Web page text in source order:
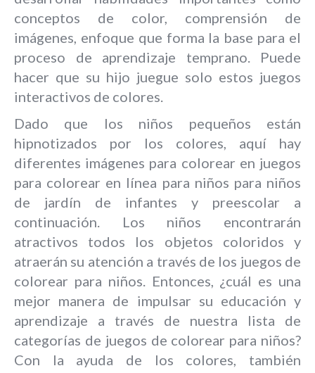
conceptos de color, comprensión de
imágenes, enfoque que forma la base para el
proceso de aprendizaje temprano. Puede
hacer que su hijo juegue solo estos juegos
interactivos de colores.
Dado que los niños pequeños están
hipnotizados por los colores, aquí hay
diferentes imágenes para colorear en juegos
para colorear en línea para niños para niños
de jardín de infantes y preescolar a
continuación. Los niños encontrarán
atractivos todos los objetos coloridos y
atraerán su atención a través de los juegos de
colorear para niños. Entonces, ¿cuál es una
mejor manera de impulsar su educación y
aprendizaje a través de nuestra lista de
categorías de juegos de colorear para niños?
Con la ayuda de los colores, también